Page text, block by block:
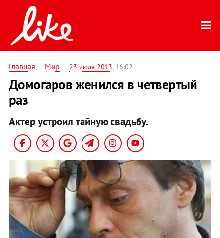
Главная — Мир — 23 июля 2013, 16:02
Домогаров женился в четвертый
раз
Актер устроил тайную свадьбу.